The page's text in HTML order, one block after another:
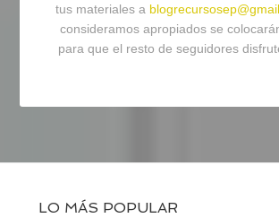
tus materiales a
consideramos apropiados se
para que el resto de seguidores
LO MÁS POPULAR